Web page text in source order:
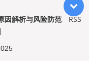
因解析与风险防范
RSS